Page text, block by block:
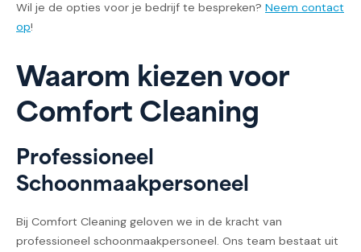
Wil je de opties voor je bedrijf te bespreken? Neem contact
op!
Waarom kiezen voor
Comfort Cleaning
Professioneel
Schoonmaakpersoneel
Bij Comfort Cleaning geloven we in de kracht van
professioneel schoonmaakpersoneel. Ons team bestaat uit